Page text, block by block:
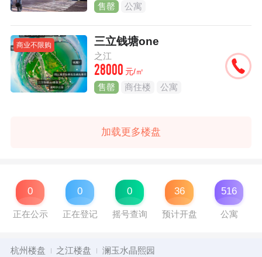
售罄 公寓
商业不限购 三立钱塘one
之江
28000 元/㎡
售罄 商住楼 公寓
加载更多楼盘
0
正在公示
0
正在登记
0
摇号查询
36
预计开盘
516
公寓
杭州楼盘 之江楼盘 澜玉水晶熙园